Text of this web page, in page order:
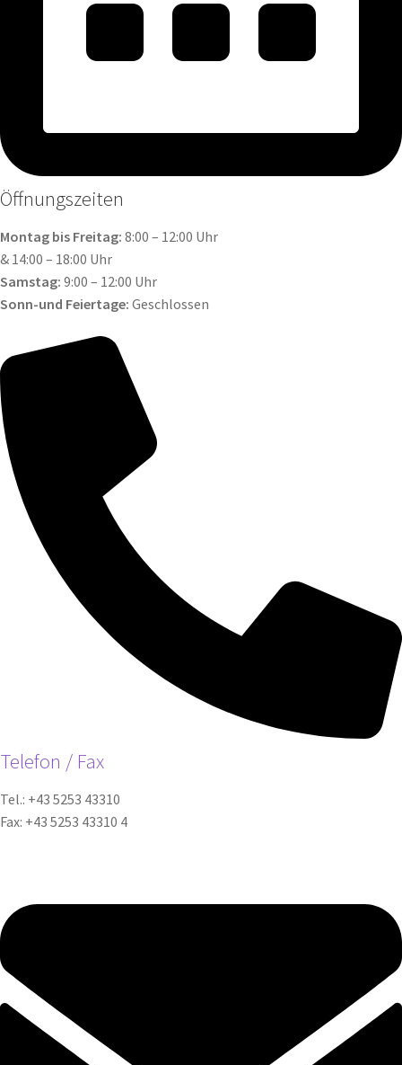
Öffnungszeiten​
Montag bis Freitag: 8:00 – 12:00 Uhr
& 14:00 – 18:00 Uhr
Samstag: 9:00 – 12:00 Uhr
Sonn-und Feiertage: Geschlossen
Telefon / Fax
Tel.: +43 5253 43310
Fax: +43 5253 43310 4